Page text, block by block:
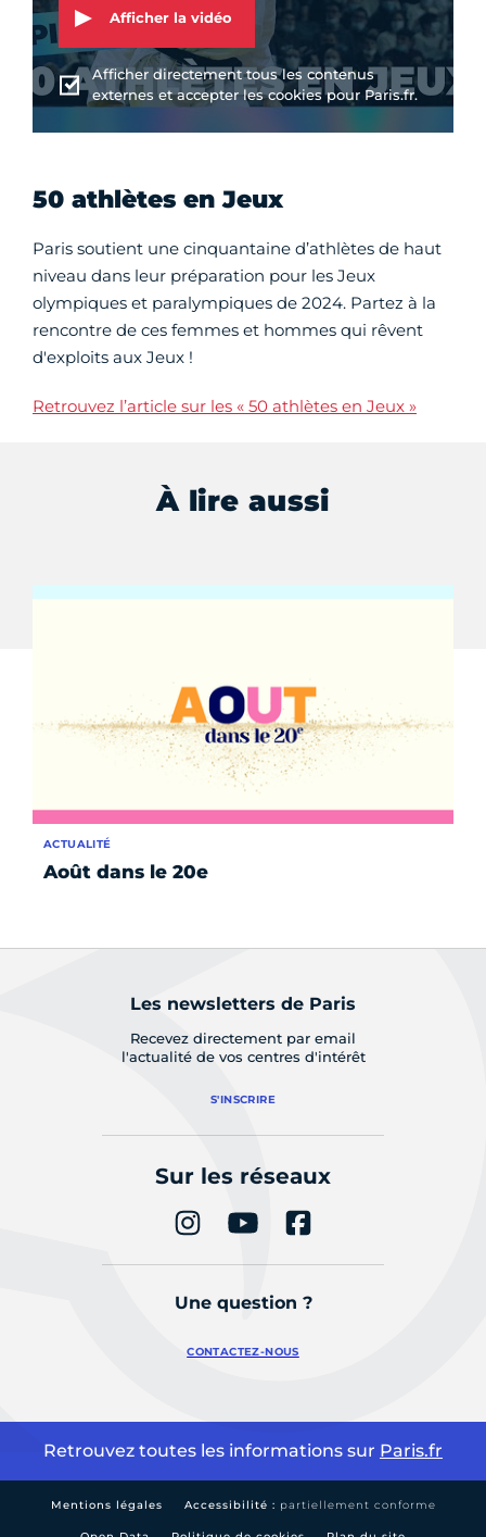
Afficher la vidéo
Afficher directement tous les contenus
externes et accepter les cookies pour Paris.fr.
50 athlètes en Jeux
Paris soutient une cinquantaine d’athlètes de haut
niveau dans leur préparation pour les Jeux
olympiques et paralympiques de 2024. Partez à la
rencontre de ces femmes et hommes qui rêvent
d'exploits aux Jeux !
Retrouvez l’article sur les « 50 athlètes en Jeux »
À lire aussi
Août dans le 20e
ACTUALITÉ
Les newsletters de Paris
Recevez directement par email
l'actualité de vos centres d'intérêt
S'INSCRIRE
Sur les réseaux
Une question ?
CONTACTEZ-NOUS
Retrouvez toutes les informations sur Paris.fr
Mentions légales Accessibilité : partiellement conforme